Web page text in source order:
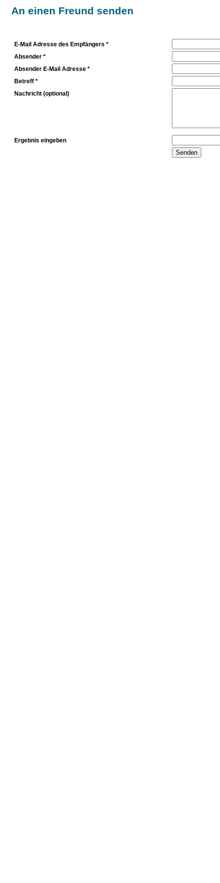
An einen Freund senden
E-Mail Adresse des Empfängers *
Absender *
Absender E-Mail Adresse *
Betreff *
Nachricht (optional)
Ergebnis eingeben